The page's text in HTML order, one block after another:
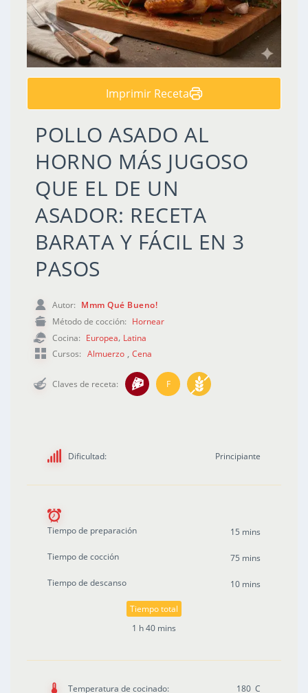
Imprimir Receta
POLLO ASADO AL
HORNO MÁS JUGOSO
QUE EL DE UN
ASADOR: RECETA
BARATA Y FÁCIL EN 3
PASOS
Autor: Mmm Qué Bueno!
Método de cocción: Hornear
Cocina: Europea, Latina
Cursos: Almuerzo , Cena
Claves de receta: F
Dificultad: Principiante
Tiempo de preparación 15 mins
Tiempo de cocción 75 mins
Tiempo de descanso 10 mins
Tiempo total
1 h 40 mins
Temperatura de cocinado: 180 C